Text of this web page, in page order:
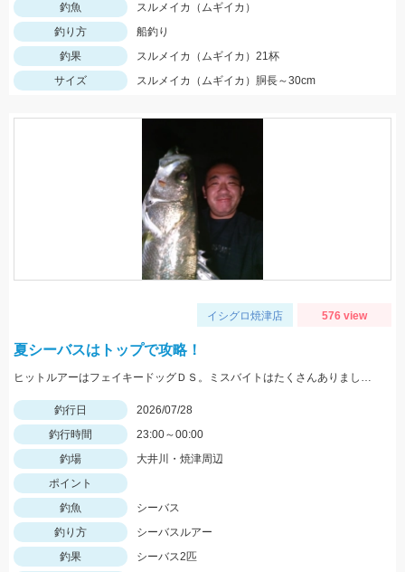
釣魚
スルメイカ（ムギイカ）
釣り方
船釣り
釣果
スルメイカ（ムギイカ）21杯
サイズ
スルメイカ（ムギイカ）胴長～30cm
イシグロ焼津店 576 view
夏シーバスはトップで攻略！
ヒットルアーはフェイキードッグＤＳ。ミスバイトはたくさんありましたよ！トップは楽しいですね♪
釣行日
2026/07/28
釣行時間
23:00～00:00
釣場
大井川・焼津周辺
ポイント
釣魚
シーバス
釣り方
シーバスルアー
釣果
シーバス2匹